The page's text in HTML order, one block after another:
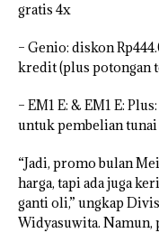
gratis 4x
– Genio: diskon
kredit (plus potongan
– EM1 E: & EM1 E:
untuk pembelian
“Jadi, promo bulan
harga, tapi ada juga
ganti oli,” ungkap
Widyasuwita.